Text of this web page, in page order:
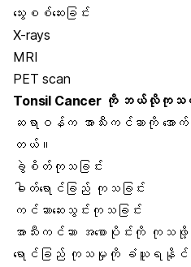
သွေးစစ်ဆေးခြင်း
X-rays
MRI
PET scan
Tonsil Cancer ကို ဘယ်လိုကုသ
ဆရာဝန်က အာသီးကင်ဆာကို အော
တယ်။
ခွဲစိတ်ကုသခြင်း
ဓါတ်ရောင်ခြည် ကုသခြင်း
ကင်ဆာဆေးသွင်းကုသခြင်း
အာသီးကင်ဆာ အစောပိုင်းကို
ရောင်ခြည် ကုသမှုကို ခံယူရနိုင်ပ